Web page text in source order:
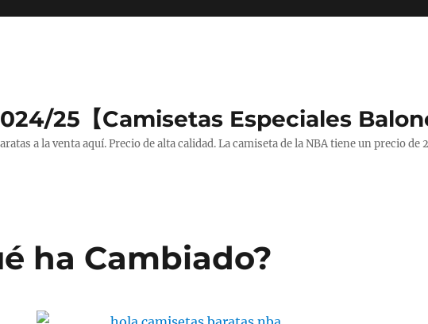
25【Camisetas Especiales
a la venta aquí. Precio de alta calidad. La camiseta de la NBA tiene un precio de
ha Cambiado?